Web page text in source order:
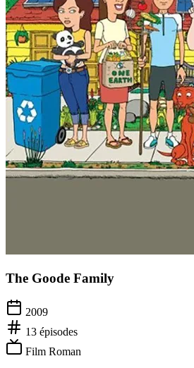
The Goode Family
2009
13 épisodes
Film Roman